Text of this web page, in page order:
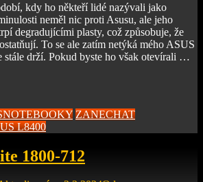
kdy ho někteří lidé nazývali jako
neměl nic proti Asusu, ale jeho
degradujícími plasty, což způsobuje, že
To se ale zatím netýká mého ASUS
stále drží. Pokud byste ho však otevírali …
NOTEBOOKY ZANECHAT
L8400
1800-712